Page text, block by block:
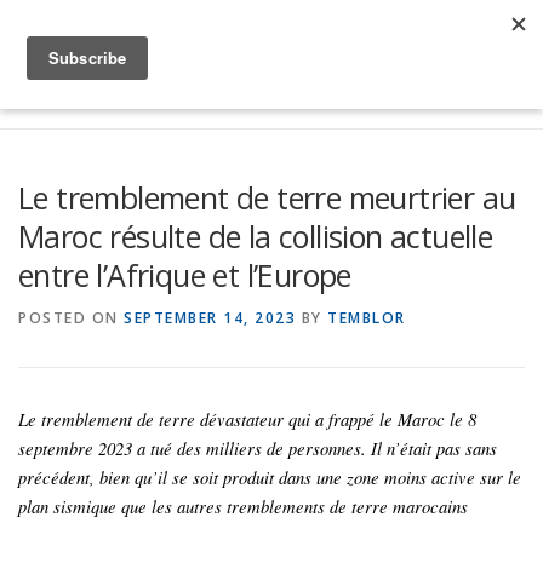
Check My Risk About Career
Le tremblement de terre meurtrier au
Maroc résulte de la collision actuelle
entre l’Afrique et l’Europe
POSTED ON SEPTEMBER 14, 2023 BY TEMBLOR
Le tremblement de terre dévastateur qui a frappé le Maroc le 8
septembre 2023 a tué des milliers de personnes. Il n’était pas sans
précédent, bien qu’il se soit produit dans une zone moins active sur le
plan sismique que les autres tremblements de terre marocains